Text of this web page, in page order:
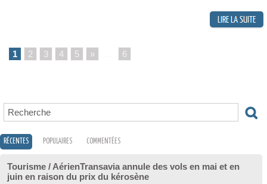
1 2 3 4 5 » 6
RÉCENTES POPULAIRES COMMENTÉES
Tourisme / AérienTransavia annule des vols en mai et en
juin en raison du prix du kérosène